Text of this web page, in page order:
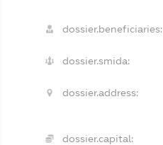
dossier.beneficiaries:
dossier.smida:
dossier.address:
dossier.capital: